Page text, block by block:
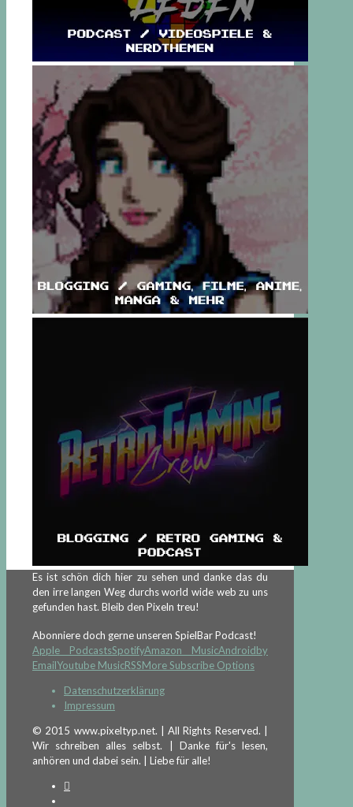
Es ist schön dich hier zu sehen und danke das du
den irre langen Weg durchs world wide web zu uns
gefunden hast. Bleib den Pixeln treu!
Abonniere doch gerne unseren SpielBar Podcast!
Apple PodcastsSpotifyAmazon MusicAndroidby
EmailYoutube MusicRSSMore Subscribe Options
Datenschutzerklärung
Impressum
© 2015 www.pixeltyp.net. | All Rights Reserved. |
Wir schreiben alles selbst. | Danke für's lesen,
anhören und dabei sein. | Liebe für alle!